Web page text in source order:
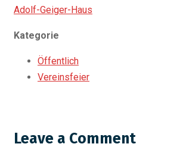
Adolf-Geiger-Haus
Kategorie
Öffentlich
Vereinsfeier
Leave a Comment